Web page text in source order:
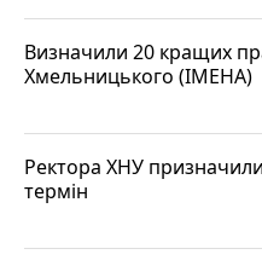
Визначили 20 кращих
Хмельницького (ІМЕНА)
Ректора ХНУ
термін